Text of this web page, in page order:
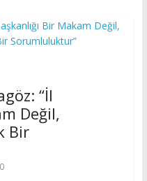
“İl
Değil,
Bir
0